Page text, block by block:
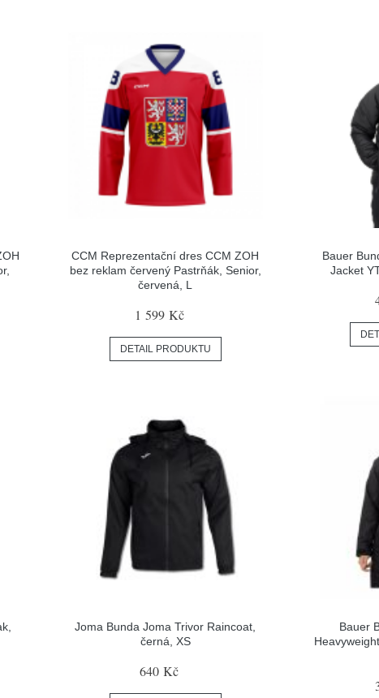
CCM Reprezentační dres CCM ZOH
bez reklam červený Pastrňák, Senior,
červená, L
1 599 Kč
DETAIL PRODUKTU
Bauer
Jacket
Joma Bunda Joma Trivor Raincoat,
černá, XS
640 Kč
Bauer